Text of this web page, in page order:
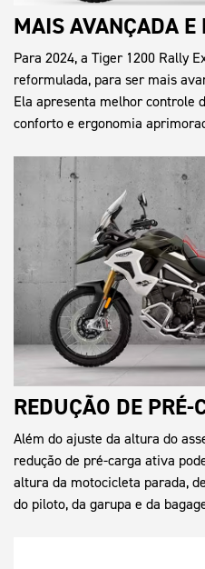
MAIS AVANÇADA E
Para 2024, a Tiger 1200 Rally
reformulada, para ser mais
Ela apresenta melhor controle
conforto e ergonomia
REDUÇÃO DE PRÉ-
Além do ajuste da altura do
redução de pré-carga ativa
altura da motocicleta parada,
do piloto, da garupa e da